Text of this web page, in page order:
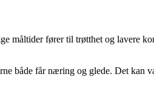
måltider fører til trøtthet og lavere
både får næring og glede. Det kan